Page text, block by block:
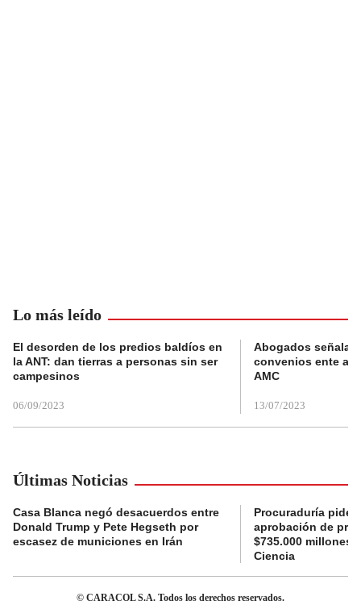
Lo más leído
El desorden de los predios baldíos en
la ANT: dan tierras a personas sin ser
campesinos
06/09/2023
Abogados
convenios ente
AMC
13/07/2023
Últimas Noticias
Casa Blanca negó desacuerdos entre
Donald Trump y Pete Hegseth por
escasez de municiones en Irán
Procuraduría pide
aprobación de
$735.000 millones
Ciencia
© CARACOL S.A. Todos los derechos reservados.